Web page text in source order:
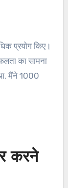
प्रयोग किए।
का सामना
मैंने 1000
करने